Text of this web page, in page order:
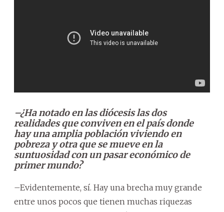
–¿Ha notado en las diócesis las dos
realidades que conviven en el país donde
hay una amplia población viviendo en
pobreza y otra que se mueve en la
suntuosidad con un pasar económico de
primer mundo?
–Evidentemente, sí. Hay una brecha muy grande
entre unos pocos que tienen muchas riquezas